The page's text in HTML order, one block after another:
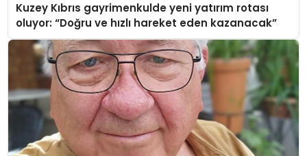
Kuzey Kıbrıs gayrimenkulde yeni yatırım rotası
oluyor: “Doğru ve hızlı hareket eden kazanacak”